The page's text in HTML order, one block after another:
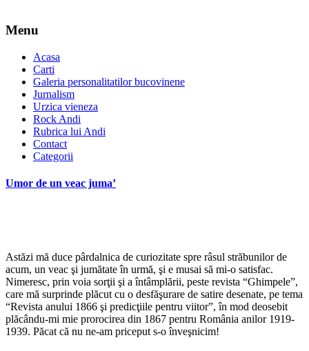
Menu
Acasa
Carti
Galeria personalitatilor bucovinene
Jurnalism
Urzica vieneza
Rock Andi
Rubrica lui Andi
Contact
Categorii
Umor de un veac juma’
Astăzi mă duce pârdalnica de curiozitate spre râsul străbunilor de
acum, un veac şi jumătate în urmă, şi e musai să mi-o satisfac.
Nimeresc, prin voia sorţii şi a întâmplării, peste revista “Ghimpele”,
care mă surprinde plăcut cu o desfăşurare de satire desenate, pe tema
“Revista anului 1866 şi predicţiile pentru viitor”, în mod deosebit
plăcându-mi mie prorocirea din 1867 pentru România anilor 1919-
1939. Păcat că nu ne-am priceput s-o înveşnicim!